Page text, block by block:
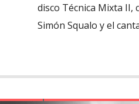
disco Técnica Mixta II,
Simón Squalo y el